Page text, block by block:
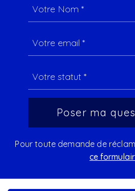
Pour toute demande de
ce